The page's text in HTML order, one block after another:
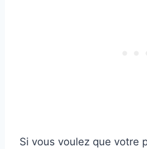
Si vous voulez que votre